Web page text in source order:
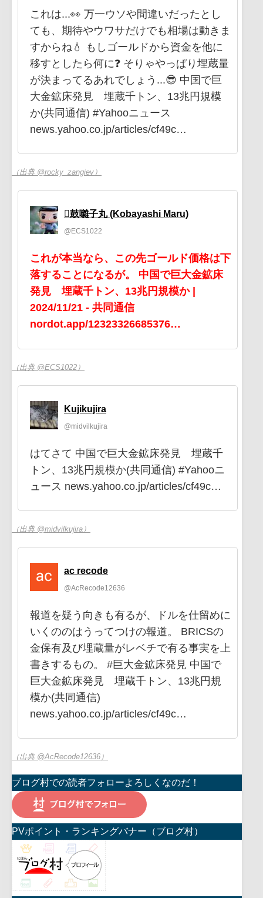
これは...👀 万一ウソや間違いだったとし
ても、期待やウワサだけでも相場は動きま
すからね💧 もしゴールドから資金を他に
移すとしたら何に❓ そりゃやっぱり埋蔵量
が決まってるあれでしょう...😎 中国で巨
大金鉱床発見 埋蔵千トン、13兆円規模
か(共同通信) #Yahooニュース
news.yahoo.co.jp/articles/cf49c…
（出典 @rocky_zangiev）
鼓囃子丸 (Kobayashi Maru)
@ECS1022
これが本当なら、この先ゴールド価格は下
落することになるが。 中国で巨大金鉱床
発見 埋蔵千トン、13兆円規模か |
2024/11/21 - 共同通信
nordot.app/12323326685376…
（出典 @ECS1022）
Kujikujira
@midvilkujira
はてさて 中国で巨大金鉱床発見 埋蔵千
トン、13兆円規模か(共同通信) #Yahooニ
ュース news.yahoo.co.jp/articles/cf49c…
（出典 @midvilkujira）
ac recode
@AcRecode12636
報道を疑う向きも有るが、ドルを仕留めに
いくののはうってつけの報道。 BRICSの
金保有及び埋蔵量がレベチで有る事実を上
書きするもの。 #巨大金鉱床発見 中国で
巨大金鉱床発見 埋蔵千トン、13兆円規
模か(共同通信)
news.yahoo.co.jp/articles/cf49c…
（出典 @AcRecode12636）
ブログ村での読者フォローよろしくなのだ！
PVポイント・ランキングバナー（ブログ村）